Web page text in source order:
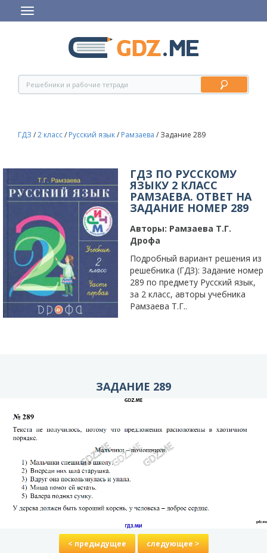
ГДЗ /2 класс/ Русский язык/ Рамзаева / Задание 289
ГДЗ ПО РУССКОМУ
ЯЗЫКУ 2 КЛАСС
РАМЗАЕВА. ОТВЕТ НА
ЗАДАНИЕ НОМЕР 289
Авторы: Рамзаева Т.Г.
Дрофа
Подробный вариант решения из
решебника (ГДЗ): Задание номер
289 по предмету Русский язык,
за 2 класс, авторы учебника
Рамзаева Т.Г..
ЗАДАНИЕ 289
< предыдущее следующее >